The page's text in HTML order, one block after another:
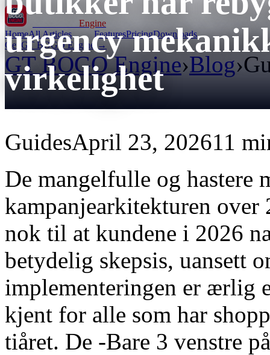
Engine
HomeAll Articles FeaturesPricingDownloads
Get GT BOGO Engine →
GT BOGO Engine›Blog›
urgency
virkelighet
GuidesApril 23, 202611
De mangelfulle og hastere
kampanjearkitekturen
nok til at kundene i 2026
betydelig skepsis, uansett
implementeringen er ærlig
kjent for alle som har
tiåret. De -Bare 3 venstre